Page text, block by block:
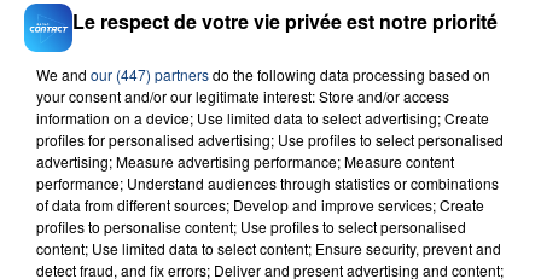
FIL D'ACTU
Le respect de votre vie privée est notre priorité
We and our (447) partnersdo the following data processing based on
your consent and/or our legitimate interest: Store and/or access
information on a device; Use limited data to select advertising; Create
profiles for personalised advertising; Use profiles to select personalised
advertising; Measure advertising performance; Measure content
performance; Understand audiences through statistics or combinations
of data from different sources; Develop and improve services; Create
profiles to personalise content; Use profiles to select personalised
content; Use limited data to select content; Ensure security, prevent and
detect fraud, and fix errors; Deliver and present advertising and content;